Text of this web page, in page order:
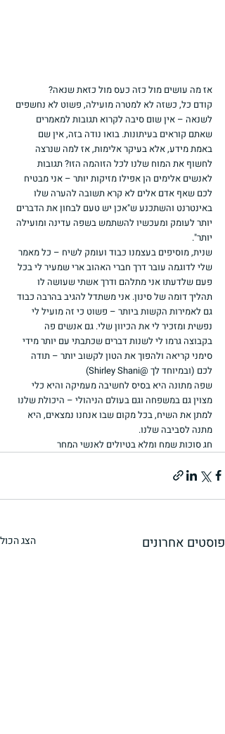
אז מה עושים מול כזה כעס מול כזאת שנאה?
קודם כל, כשזה לא למטרה מועילה, פשוט לא נחשפים
לשנאה – אין שום סיבה לקרוא תגובות למאמרים
שאתם קוראים בעיתונות. בואו נודה בזה, אין שם
באמת מידע, אלא בעיקר אלימות, אז למה שנרצה
לחשוף את המוח שלנו לכל הזוהמה הזו? תגובות
לאנשים אלימים הן אפילו מזיקות יותר – אני מבטיח
לכם שאף אדם אלים לא קרא תשובה להערה שלו
באינטרנט והשתכנע ש"אכן יש טעם לבחון את הדברים
יותר לעומק ומעכשיו להשתמש בשפה עדינה ומועילה
יותר".
שנית, מוסיפים בעצמנו כבוד ועומק לשיח – כל מאמר
שלי לדוגמה עובר דרך חברי האהוב ארי שמעיר לי בכל
פעם שלדעתו אני מתלהם ודרך אשתי שעושה לו
תהליך דומה של סינון. אני משתדל להגיב בהרבה כבוד
גם לאמירות הקשות ביותר – פשוט כי זה מועיל לי
נפשית ומזכיר לי את הכיוון שלי. גם אנשים פה
בקבוצה גרמו לי לשנות דברים שכתבתי עם יותר מידי
סימני קריאה ולהפוך את הטון לקשוב יותר – תודה
לכם (ובמיוחד לך @Shirley Shani)
שפה מתונה היא בסיס לחשיבה מעמיקה והיא כלי
מצוין גם במשפחה וגם בעולם הניהולי – היכולת שלנו
למתן את השיח, בכל מקום שבו אנחנו נמצאים, היא
מתנה לסביבה שלנו.
חג סוכות שמח ומלא בטיולים לאנשי המחר
פוסטים אחרונים הצג הכול